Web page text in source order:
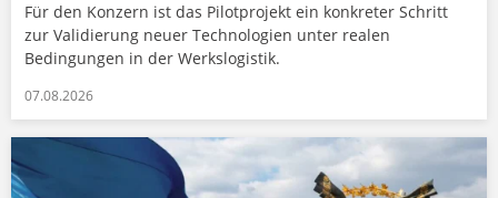
Für den Konzern ist das Pilotprojekt ein konkreter Schritt
zur Validierung neuer Technologien unter realen
Bedingungen in der Werkslogistik.
07.08.2026